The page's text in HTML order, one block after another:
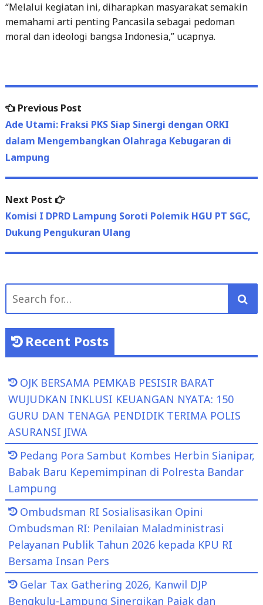
“Melalui kegiatan ini, diharapkan masyarakat semakin
memahami arti penting Pancasila sebagai pedoman
moral dan ideologi bangsa Indonesia,” ucapnya.
Post
navigation
Previous Post
post:
Ade Utami: Fraksi PKS Siap Sinergi dengan ORKI
dalam Mengembangkan Olahraga Kebugaran di
Lampung
Next Post
Next
post:
Komisi I DPRD Lampung Soroti Polemik HGU PT SGC,
Dukung Pengukuran Ulang
Search
Recent Posts
OJK BERSAMA PEMKAB PESISIR BARAT
WUJUDKAN INKLUSI KEUANGAN NYATA: 150
GURU DAN TENAGA PENDIDIK TERIMA POLIS
ASURANSI JIWA
Pedang Pora Sambut Kombes Herbin Sianipar,
Babak Baru Kepemimpinan di Polresta Bandar
Lampung
Ombudsman RI Sosialisasikan Opini
Ombudsman RI: Penilaian Maladministrasi
Pelayanan Publik Tahun 2026 kepada KPU RI
Bersama Insan Pers
Gelar Tax Gathering 2026, Kanwil DJP
Bengkulu-Lampung Sinergikan Pajak dan